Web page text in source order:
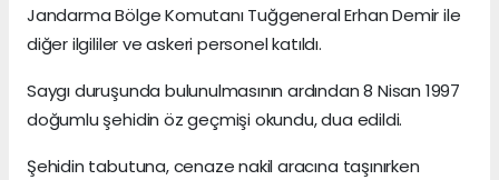
Jandarma Bölge Komutanı Tuğgeneral Erhan Demir ile
diğer ilgililer ve askeri personel katıldı.
Saygı duruşunda bulunulmasının ardından 8 Nisan 1997
doğumlu şehidin öz geçmişi okundu, dua edildi.
Şehidin tabutuna, cenaze nakil aracına taşınırken